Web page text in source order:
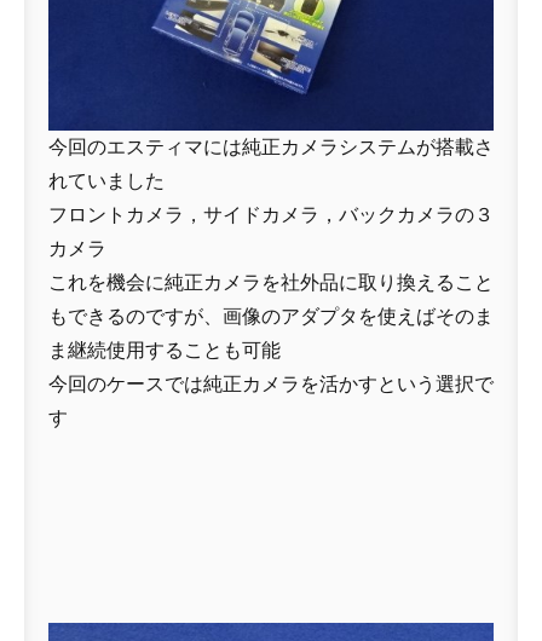
今回のエスティマには純正カメラシステムが搭載さ
れていました
フロントカメラ，サイドカメラ，バックカメラの３
カメラ
これを機会に純正カメラを社外品に取り換えること
もできるのですが、画像のアダプタを使えばそのま
ま継続使用することも可能
今回のケースでは純正カメラを活かすという選択で
す